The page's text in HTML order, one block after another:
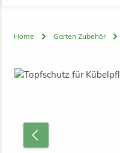
Home Garten Zubehör
Bildergalerie